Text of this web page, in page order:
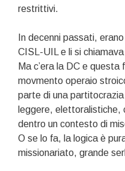
restrittivi.
In decenni passati,
CISL-UIL e li si
Ma c’era la DC e
movmento operaio
parte di una
leggere, elettoralistiche,
dentro un contesto di
O se lo fa, la logica è
missionariato, grande